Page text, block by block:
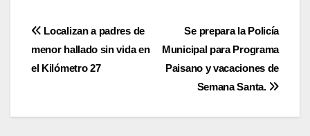
Navegación
de
Se prepara la Policía
Municipal para Programa
Paisano y vacaciones de
Semana Santa.
Localizan a padres de
menor hallado sin vida en
el Kilómetro 27